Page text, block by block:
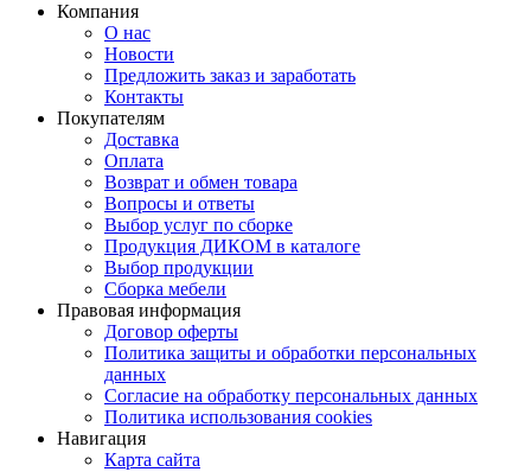
Компания
О нас
Новости
Предложить заказ и заработать
Контакты
Покупателям
Доставка
Оплата
Возврат и обмен товара
Вопросы и ответы
Выбор услуг по сборке
Продукция ДИКОМ в каталоге
Выбор продукции
Сборка мебели
Правовая информация
Договор оферты
Политика защиты и обработки персональных
данных
Согласие на обработку персональных данных
Политика использования cookies
Навигация
Карта сайта